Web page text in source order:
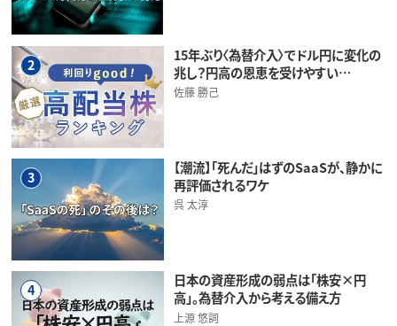
2
15年ぶり〈為替介入〉でドル円に変化の
兆し？円高の恩恵を受けやすい…
佐藤 勝己
3
【潮流】「死んだ」はずのSaaSが、静かに
再評価されるワケ
呉 太淳
4
日本の資産形成の弱点は「株安×円
高」。為替介入から考える備え方
上源 悠詞